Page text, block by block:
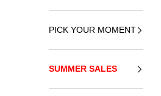
PICK YOUR MOMENT
SUMMER SALES